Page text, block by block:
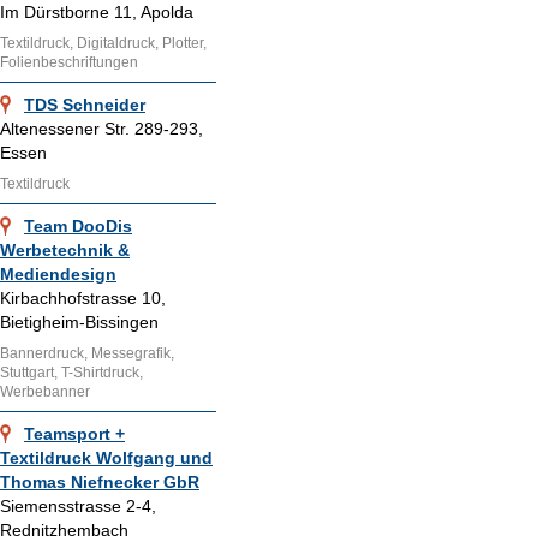
Im Dürstborne 11, Apolda
Textildruck, Digitaldruck, Plotter,
Folienbeschriftungen
TDS Schneider
Altenessener Str. 289-293,
Essen
Textildruck
Team DooDis
Werbetechnik &
Mediendesign
Kirbachhofstrasse 10,
Bietigheim-Bissingen
Bannerdruck, Messegrafik,
Stuttgart, T-Shirtdruck,
Werbebanner
Teamsport +
Textildruck Wolfgang und
Thomas Niefnecker GbR
Siemensstrasse 2-4,
Rednitzhembach